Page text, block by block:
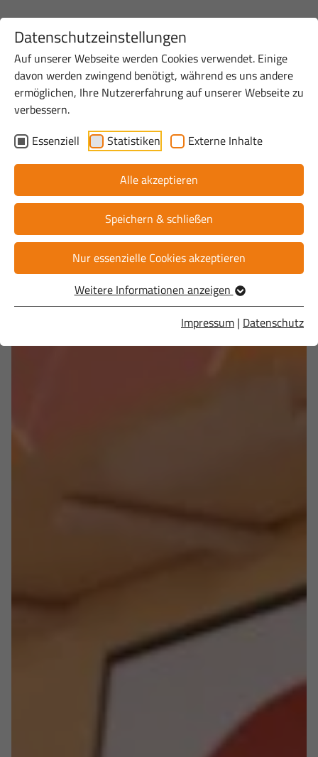
Datenschutzeinstellungen
Auf unserer Webseite werden Cookies verwendet. Einige
davon werden zwingend benötigt, während es uns andere
ermöglichen, Ihre Nutzererfahrung auf unserer Webseite zu
verbessern.
Essenziell
Statistiken Externe Inhalte
Alle akzeptieren
Speichern & schließen
Nur essenzielle Cookies akzeptieren
Weitere Informationen anzeigen
Impressum | Datenschutz